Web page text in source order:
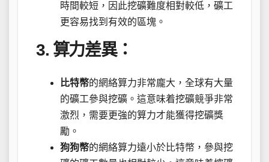
時間較短，因此挖礦難度相對較低，礦工
更容易找到有效的區塊。
3. 算力差異：
比特幣的網絡算力非常龐大，全球有大量
的礦工參與挖礦。這意味着挖礦競爭非常
激烈，需要更強的算力才能獲得挖礦獎
勵。
狗狗幣的網絡算力遠小於比特幣，參與挖